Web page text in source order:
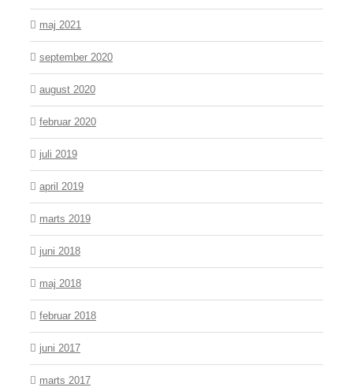
maj 2021
september 2020
august 2020
februar 2020
juli 2019
april 2019
marts 2019
juni 2018
maj 2018
februar 2018
juni 2017
marts 2017